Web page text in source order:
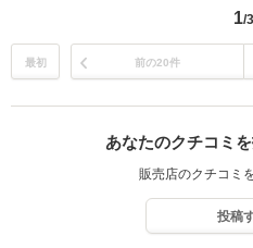
いいのですが、何かあればクイック
でもお気軽にご連絡をお待ち致し
気をつけて下さいませ。今後とも末
1/3
最初 前の20件
あなたのクチコミ
販売店のクチコミ
投稿